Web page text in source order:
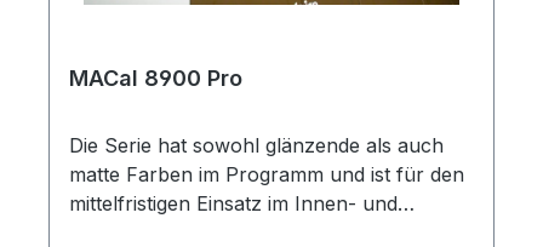
MACal 8900 Pro
Die Serie hat sowohl glänzende als auch
matte Farben im Programm und ist für den
mittelfristigen Einsatz im Innen- und